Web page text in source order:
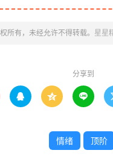
所有，未经允许不得转载。 星星
分享到
  
情绪 顶阶